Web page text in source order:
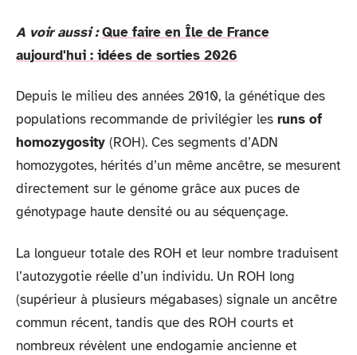
A voir aussi : Que faire en Île de France
aujourd'hui : idées de sorties 2026
Depuis le milieu des années 2010, la génétique des
populations recommande de privilégier les runs of
homozygosity (ROH). Ces segments d’ADN
homozygotes, hérités d’un même ancêtre, se mesurent
directement sur le génome grâce aux puces de
génotypage haute densité ou au séquençage.
La longueur totale des ROH et leur nombre traduisent
l’autozygotie réelle d’un individu. Un ROH long
(supérieur à plusieurs mégabases) signale un ancêtre
commun récent, tandis que des ROH courts et
nombreux révèlent une endogamie ancienne et